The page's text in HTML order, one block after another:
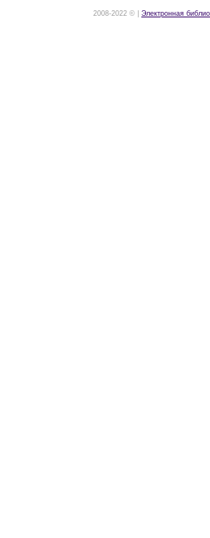
2008-2022 © | Электронная